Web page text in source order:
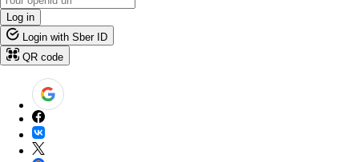
Log in
Login with Sber ID
QR code